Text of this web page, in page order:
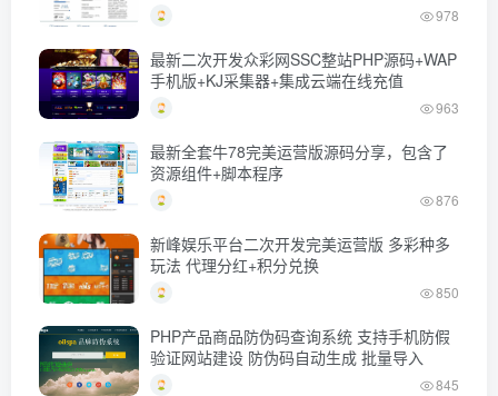
978
最新二次开发众彩网SSC整站PHP源码+WAP
手机版+KJ采集器+集成云端在线充值
963
最新全套牛78完美运营版源码分享，包含了
资源组件+脚本程序
876
新峰娱乐平台二次开发完美运营版 多彩种多
玩法 代理分红+积分兑换
850
PHP产品商品防伪码查询系统 支持手机防假
验证网站建设 防伪码自动生成 批量导入
845